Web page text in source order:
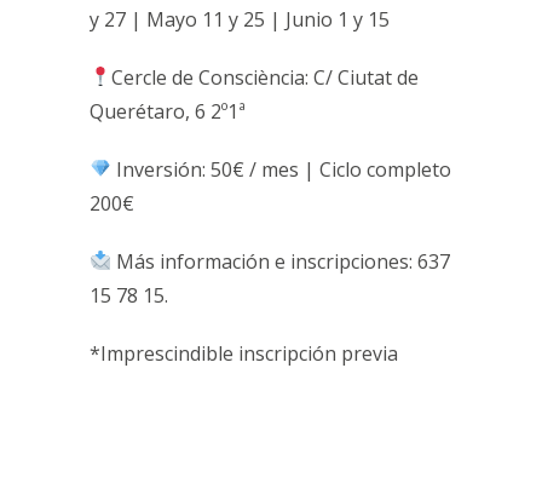
y 27 | Mayo 11 y 25 | Junio 1 y 15
Cercle de Consciència: C/ Ciutat de
Querétaro, 6 2º1ª
Inversión: 50€ / mes | Ciclo completo
200€
Más información e inscripciones: 637
15 78 15.
*Imprescindible inscripción previa